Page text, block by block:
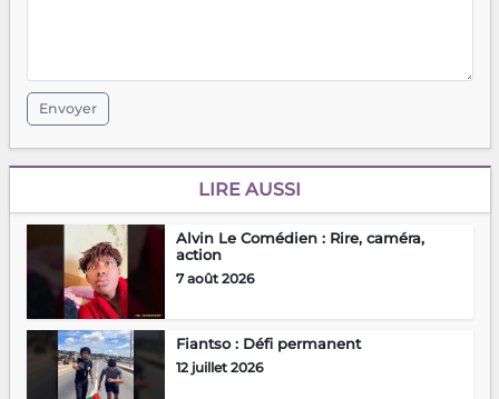
Envoyer
LIRE AUSSI
Alvin Le Comédien : Rire, caméra,
action
7 août 2026
Fiantso : Défi permanent
12 juillet 2026